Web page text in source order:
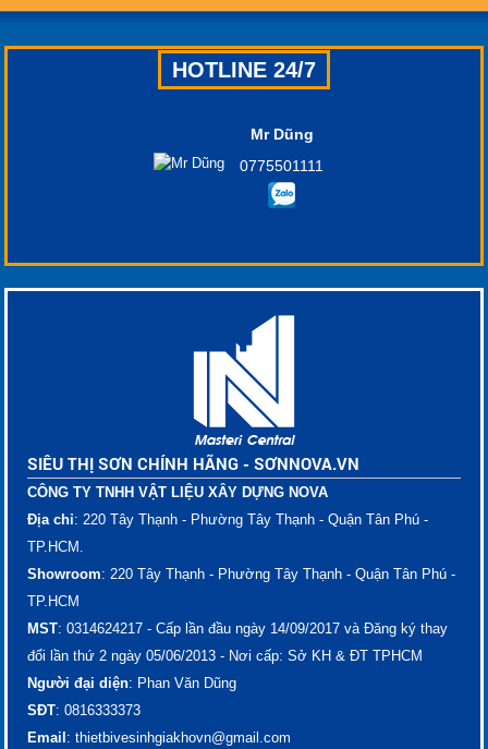
HOTLINE 24/7
Mr Dũng
0775501111
SIÊU THỊ SƠN CHÍNH HÃNG - SƠNNOVA.VN
CÔNG TY TNHH VẬT LIỆU XÂY DỰNG NOVA
Địa chỉ: 220 Tây Thạnh - Phường Tây Thạnh - Quận Tân Phú -
TP.HCM.
Showroom: 220 Tây Thạnh - Phường Tây Thạnh - Quận Tân Phú -
TP.HCM
MST: 0314624217 - Cấp lần đầu ngày 14/09/2017 và Đăng ký thay
đổi lần thứ 2 ngày 05/06/2013 - Nơi cấp: Sở KH & ĐT TPHCM
Người đại diện: Phan Văn Dũng
SĐT: ​​​​​​​​​0816333373
Email: thietbivesinhgiakhovn@gmail.com